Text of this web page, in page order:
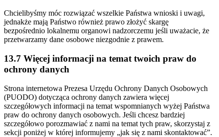
Chcielibyśmy móc rozwiązać wszelkie Państwa wnioski i uwagi,
jednakże mają Państwo również prawo złożyć skargę
bezpośrednio lokalnemu organowi nadzorczemu jeśli uważacie, że
przetwarzamy dane osobowe niezgodnie z prawem.
13.7 Więcej informacji na temat twoich praw do
ochrony danych
Strona internetowa Prezesa Urzędu Ochrony Danych Osobowych
(PUODO) dotycząca ochrony danych zawiera więcej
szczegółowych informacji na temat wspomnianych wyżej Państwa
praw do ochrony danych osobowych. Jeśli chcesz bardziej
szczegółowo porozmawiać z nami na temat tych praw, skorzystaj z
sekcji poniżej w której informujemy „jak się z nami skontaktować”.